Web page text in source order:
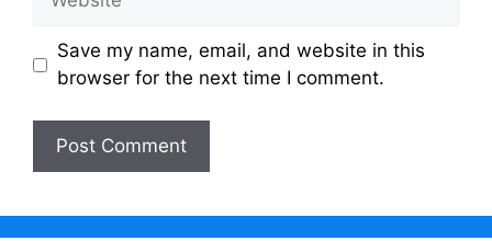
Save my name, email, and website in this
browser for the next time I comment.